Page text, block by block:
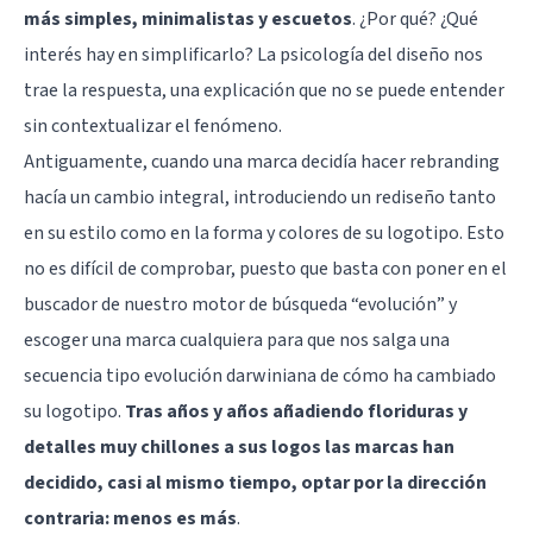
más simples, minimalistas y escuetos. ¿Por qué? ¿Qué
interés hay en simplificarlo? La psicología del diseño nos
trae la respuesta, una explicación que no se puede entender
sin contextualizar el fenómeno.
Antiguamente, cuando una marca decidía hacer rebranding
hacía un cambio integral, introduciendo un rediseño tanto
en su estilo como en la forma y colores de su logotipo. Esto
no es difícil de comprobar, puesto que basta con poner en el
buscador de nuestro motor de búsqueda “evolución” y
escoger una marca cualquiera para que nos salga una
secuencia tipo evolución darwiniana de cómo ha cambiado
su logotipo. Tras años y años añadiendo floriduras y
detalles muy chillones a sus logos las marcas han
decidido, casi al mismo tiempo, optar por la dirección
contraria: menos es más.